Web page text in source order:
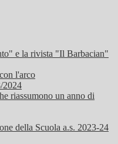
e la rivista "Il Barbacian"
l'arco
2024
riassumono un anno di
della Scuola a.s. 2023-24